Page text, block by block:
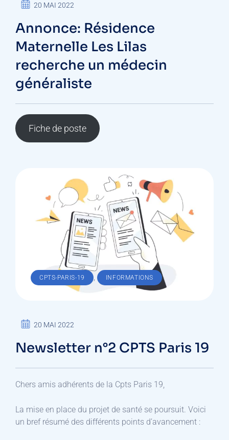
20 MAI 2022
Annonce: Résidence
Maternelle Les Lilas
recherche un médecin
généraliste
Fiche de poste
CPTS-PARIS-19 , INFORMATIONS
20 MAI 2022
Newsletter n°2 CPTS Paris 19
Chers amis adhérents de la Cpts Paris 19,
La mise en place du projet de santé se poursuit. Voici
un bref résumé des différents points d’avancement :